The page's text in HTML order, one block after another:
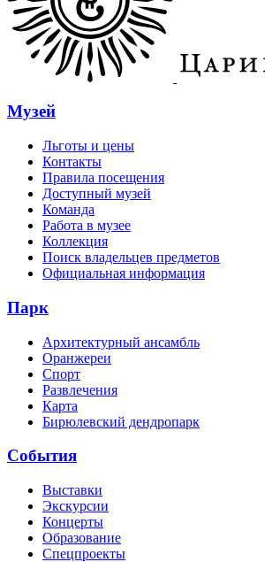
Музей
Льготы и цены
Контакты
Правила посещения
Доступный музей
Команда
Работа в музее
Коллекция
Поиск владельцев предметов
Официальная информация
Парк
Архитектурный ансамбль
Оранжереи
Спорт
Развлечения
Карта
Бирюлевский дендропарк
События
Выставки
Экскурсии
Концерты
Образование
Спецпроекты